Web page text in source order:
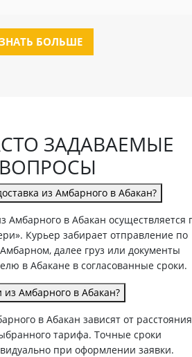
БОЛЬШЕ
ЗАДАВАЕМЫЕ
ВОПРОСЫ
из Амбарного в Абакан?
Амбарного в Абакан осуществляется
Курьер забирает отправление по
далее груз или документы
в Абакане в согласованные сроки.
из Амбарного в Абакан?
в Абакан зависят от
тарифа. Точные сроки
при оформлении заявки.